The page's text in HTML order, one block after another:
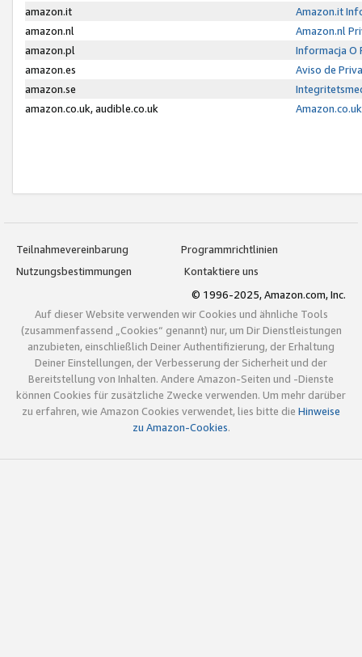
amazon.it
Amazon.it
amazon.nl
Amazon.nl
amazon.pl
Informacja O
amazon.es
Aviso de
amazon.se
amazon.co.uk, audible.co.uk
Teilnahmevereinbarung
Programmrichtlinien
Nutzungsbestimmungen
Kontaktiere uns
© 1996-2025, Amazon.com, Inc.
Auf dieser Website verwenden wir Cookies und ähnliche Tools
(zusammenfassend „Cookies“ genannt) nur, um Dir Dienstleistungen
anzubieten, einschließlich Deiner Authentifizierung, der Erhaltung
Deiner Einstellungen, der Verbesserung der Sicherheit und der
Bereitstellung von Inhalten. Andere Amazon-Seiten und -Dienste
können Cookies für zusätzliche Zwecke verwenden. Um mehr darüber
zu erfahren, wie Amazon Cookies verwendet, lies bitte die Hinweise
zu Amazon-Cookies.